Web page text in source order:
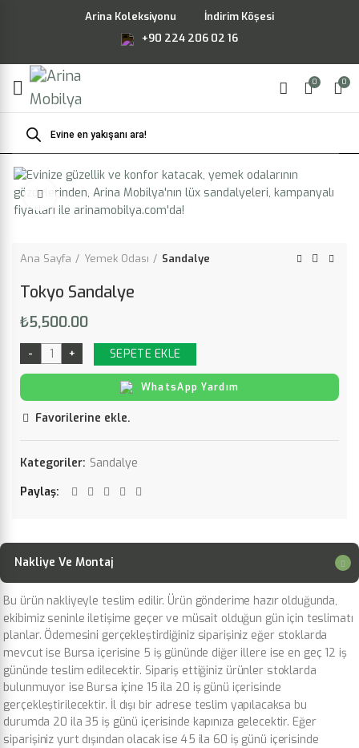
Arina Koleksiyonu
İndirim Köşesi
+90 224 206 02 16
0 0
Products
search
Büyütmek için tıklayın
Ana Sayfa Yemek Odası Sandalye
Tokyo Sandalye
₺5,500.00
SEPETE EKLE
WhatsApp Yardım
Favorilerine ekle.
Kategoriler: Sandalye
Paylaş
Nakliye Ve Montaj
Bu ürün nakliyeyle teslim edilir. Ürün gönderime hazır olduğunda,
ekibimiz seninle iletişime geçer ve müsait olduğun gün için teslimatı
planlar. Ödemesini gerçekleştirdiğiniz siparişiniz eğer stoklarda
mevcut ise Bursa içerisine 5 iş gününde diğer illere ise en geç 12 iş
gününde teslim edilecektir. Sipariş ettiğiniz ürünler stoklarda
bulunmuyor ise Bursa içine 15 ila 20 iş günü içerisinde
gerçekleştirilecektir. İl dışı bir adrese teslim yapılacaksa bu
durumda 20 ila 35 iş günü içerisinde kapınıza gelecektir. Eğer
siparişiniz yurt dışından olacak ise 45 ila 60 iş günü içerisinde